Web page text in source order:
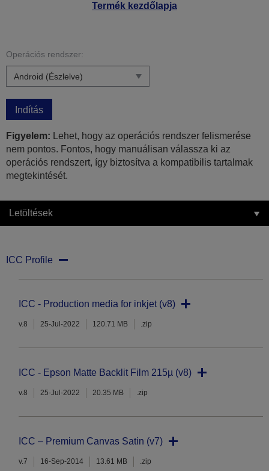
Termék kezdőlapja
Operációs rendszer:
Indítás
Figyelem: Lehet, hogy az operációs rendszer felismerése
nem pontos. Fontos, hogy manuálisan válassza ki az
operációs rendszert, így biztosítva a kompatibilis tartalmak
megtekintését.
Letöltések
ICC Profile
ICC - Production media for inkjet (v8)
v.8 25-Jul-2022 120.71 MB .zip
ICC - Epson Matte Backlit Film 215µ (v8)
v.8 25-Jul-2022 20.35 MB .zip
ICC – Premium Canvas Satin (v7)
v.7 16-Sep-2014 13.61 MB .zip